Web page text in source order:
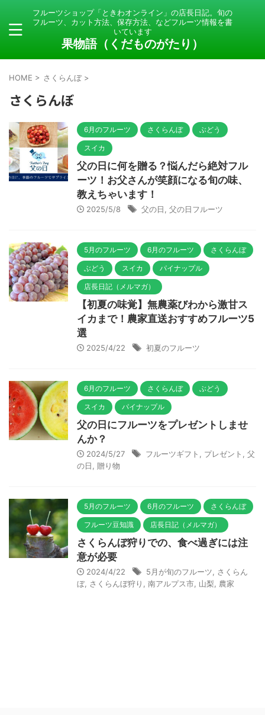
フルーツショップ「ときわオンライン」の店長日記。旬の
フルーツ、カット方法、保存方法、などフルーツ情報を書
いています
果物語（くだものがたり）
HOME > さくらんぼ >
さくらんぼ
6月のフルーツ さくらんぼ ぶどう
スイカ
父の日に何を贈る？悩んだら絶対フル
ーツ！お父さんが笑顔になる旬の味、
教えちゃいます！
2025/5/8 父の日 父の日フルーツ
5月のフルーツ 6月のフルーツ さくらんぼ
ぶどう スイカ パイナップル
店長日記（メルマガ）
【初夏の味覚】無農薬びわから激甘ス
イカまで！農家直送おすすめフルーツ5
選
2025/4/22 初夏のフルーツ
6月のフルーツ さくらんぼ ぶどう
スイカ パイナップル
父の日にフルーツをプレゼントしませ
んか？
2024/5/27 フルーツギフト プレゼント
父
の日
贈り物
5月のフルーツ 6月のフルーツ さくらんぼ
フルーツ豆知識 店長日記（メルマガ）
さくらんぼ狩りでの、食べ過ぎには注
意が必要
2024/4/22 5月が旬のフルーツ
さくらん
ぼ, さくらんぼ狩り 南アルプス市 山梨 農家